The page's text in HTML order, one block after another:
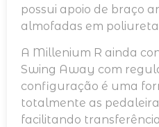
possui apoio de braço
almofadas em
A Millenium R ainda
Swing Away com
configuração é uma
totalmente as
facilitando